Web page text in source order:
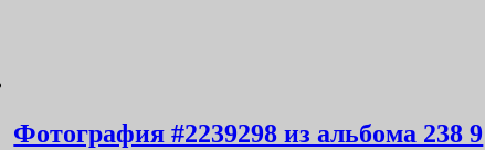
Фотография #2239298 из альбома 238 9